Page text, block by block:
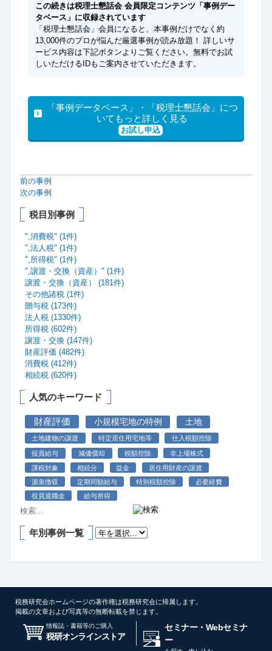
この続きは税理士懇話会 会員限定コンテンツ「事例デー
タベース」に収録されています
「税理士懇話会」会員になると、本事例だけでなく約
13,000件のプロが悩んだ厳選事例が読み放題！ 詳しいサ
ービス内容は下記ボタンよりご覧ください。無料でお試
しいただけるIDもご案内させていただきます。
「事例データベース」・「税理士懇話会」につ
いてもっと詳しく見る
お試し申込
前の事例
次の事例
税目別事例
",消費税" (1件)
",法人税" (1件)
",所得税" (1件)
",譲渡・交換（資産）" (1件)
譲渡・交換（資産） (181件)
その他諸税 (1件)
贈与税 (173件)
法人税 (1330件)
所得税 (602件)
譲渡・交換 (147件)
財産評価 (482件)
消費税 (412件)
相続税 (620件)
人気のキーワード
財産評価 小規模宅地の特例 土地
土地建物の譲渡 特定居住用宅地等 仕入税額控除
役員給与 減価償却 税額控除
非上場株式
課税対象
相続分 益金
居住用財産の譲渡
源泉徴収
定期同額給与 特別税額控除
必要経費
役員退職金
給与所得
年別事例一覧
税務研究会ホームページの著作権は税務研究会に帰属します。
掲載の文章および写真等の無断転載を禁じます。
情報誌・書籍等のご購入
税研オンラインストア
セミナー・Webセミナ
ー